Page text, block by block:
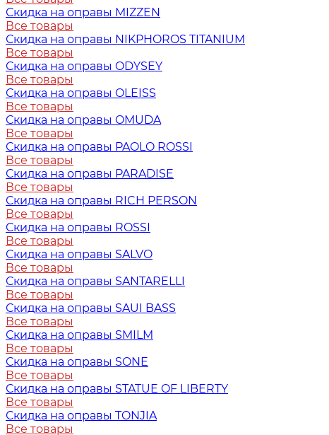
Скидка на оправы MIZZEN
Все товары
Скидка на оправы NIKPHOROS TITANIUM
Все товары
Скидка на оправы ODYSEY
Все товары
Скидка на оправы OLEISS
Все товары
Скидка на оправы OMUDA
Все товары
Скидка на оправы PAOLO ROSSI
Все товары
Скидка на оправы PARADISE
Все товары
Скидка на оправы RICH PERSON
Все товары
Скидка на оправы ROSSI
Все товары
Скидка на оправы SALVO
Все товары
Скидка на оправы SANTARELLI
Все товары
Скидка на оправы SAUI BASS
Все товары
Скидка на оправы SMILM
Все товары
Скидка на оправы SONE
Все товары
Скидка на оправы STATUE OF LIBERTY
Все товары
Скидка на оправы TONJIA
Все товары